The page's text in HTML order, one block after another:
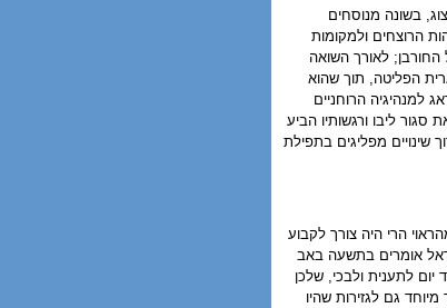
בשונה מנוסחים
הרוצחים ולמקומות
לאורך השואה
הפליטה, תוך שהוא
למנהיגיה הרוחניים
ליבו ורגשותיו הביע
מפליגים בתפילת
הרי היה צורך לקבוע
אומרים בתשעה באב
לתענית ולבכי, שלכן
גם לגזירות שהיו